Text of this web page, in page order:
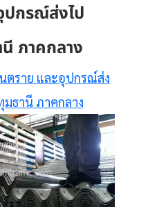
ปกรณ์ส่งไป
ภาคกลาง
ตราย และอุปกรณ์ส่ง
ธานี ภาคกลาง